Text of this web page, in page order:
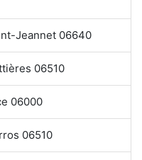
Jeannet 06640
06510
06000
06510